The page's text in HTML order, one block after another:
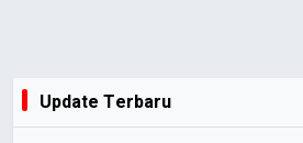
Update Terbaru